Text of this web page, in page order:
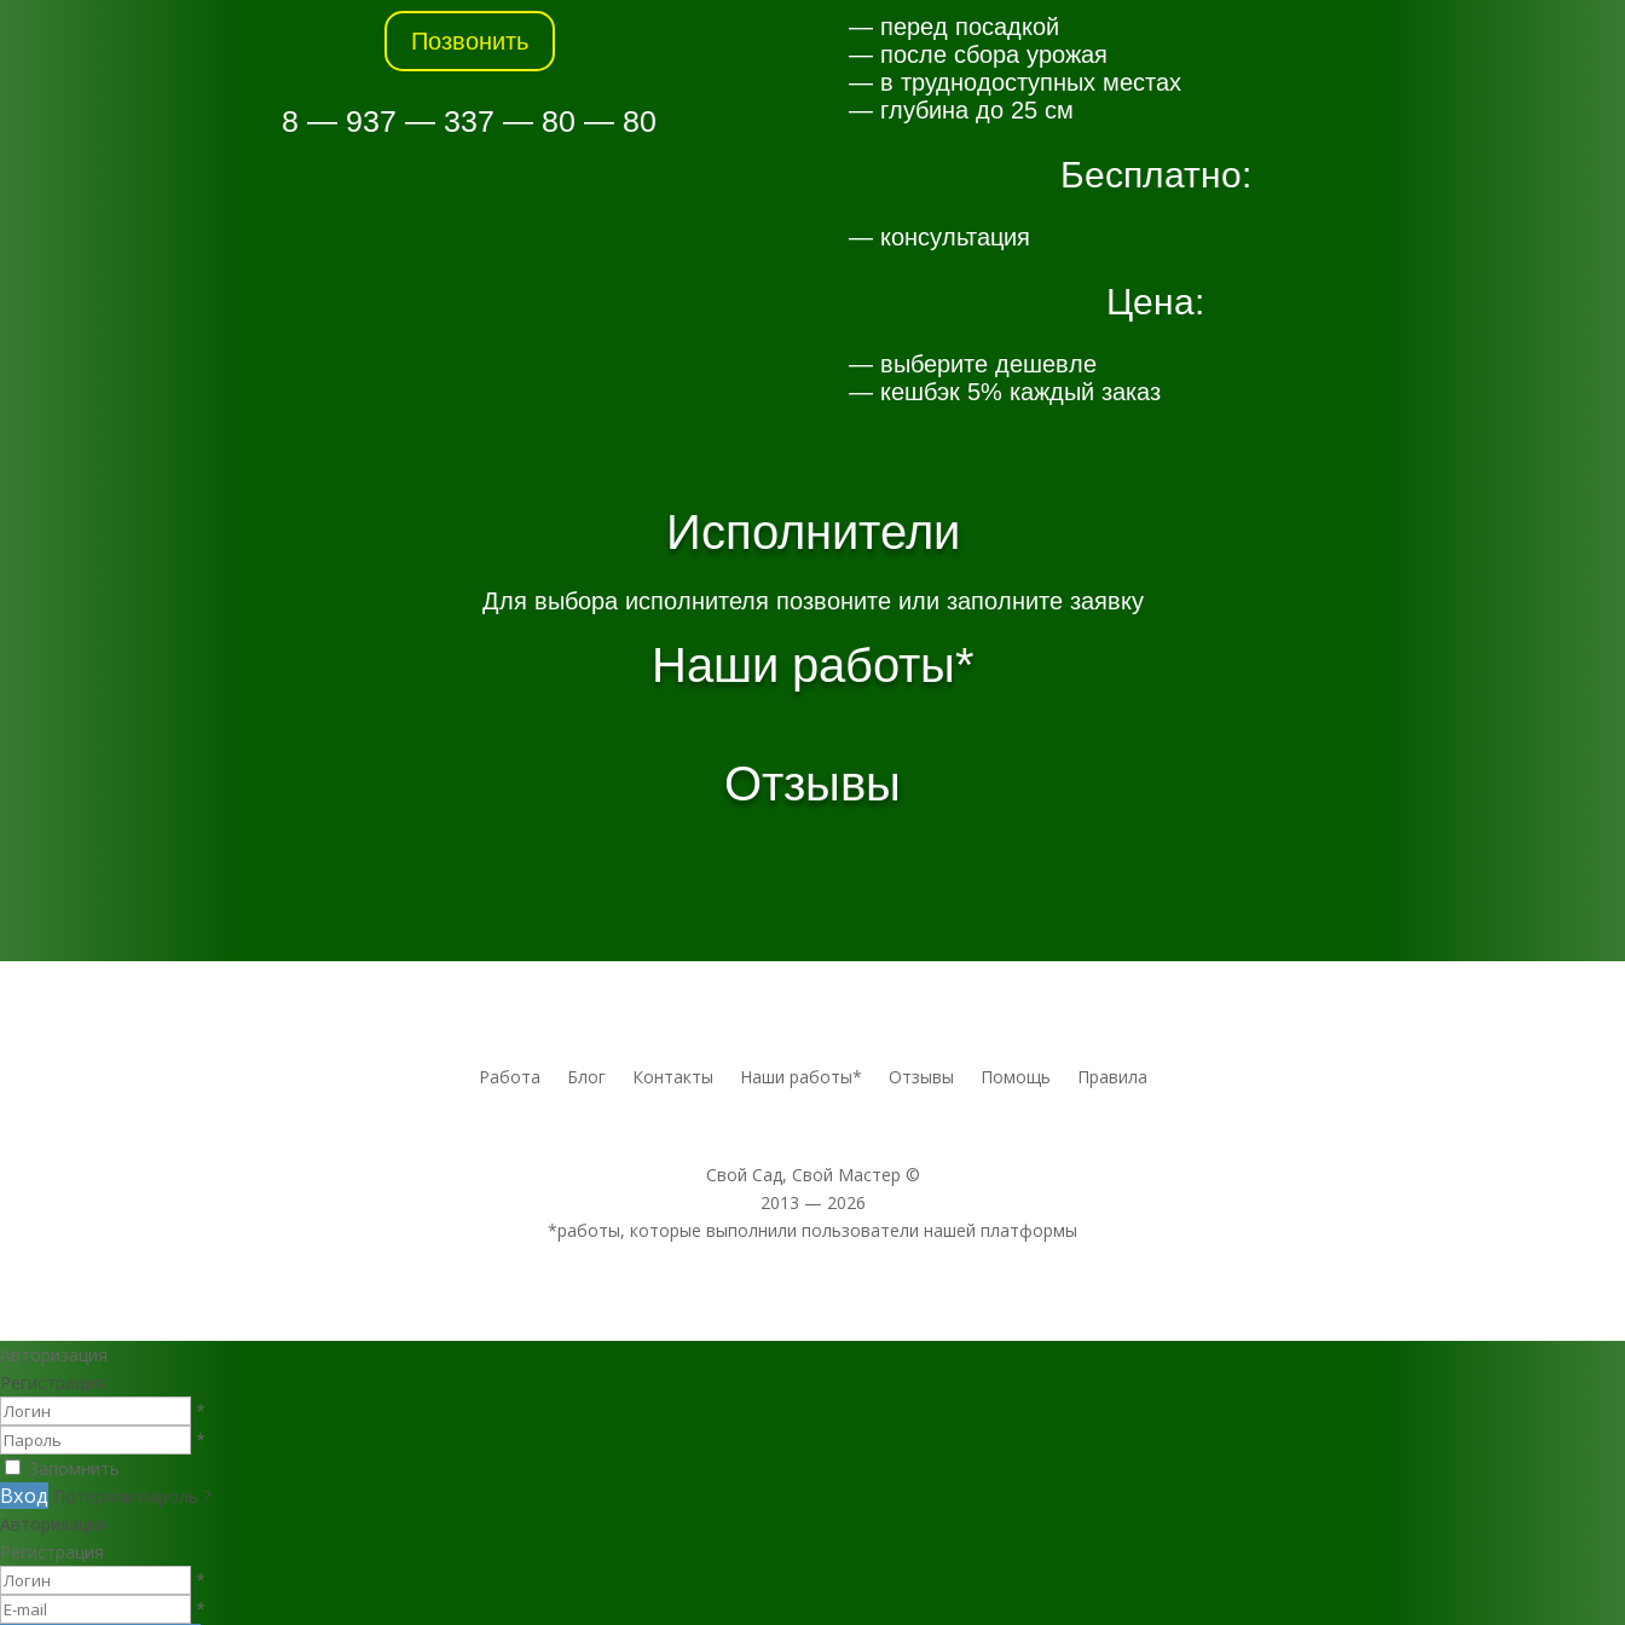
Позвонить
8 — 937 — 337 — 80 — 80
— перед посадкой
— после сбора урожая
— в труднодоступных местах
— глубина до 25 см
Бесплатно:
— консультация
Цена:
— выберите дешевле
— кешбэк 5% каждый заказ
Исполнители
Для выбора исполнителя позвоните или заполните заявку
Наши работы*
Отзывы
Работа Блог Контакты Наши работы* Отзывы Помощь Правила
Свой Сад, Свой Мастер ©
2013 — 2026
*работы, которые выполнили пользователи нашей платформы
Авторизация
Регистрация
*
*
Запомнить
Вход Потеряли пароль ?
Авторизация
Регистрация
*
*